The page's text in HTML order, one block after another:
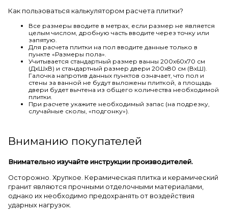
Как пользоваться калькулятором расчета плитки?
Все размеры вводите в метрах, если размер не является
целым числом, дробную часть вводите через точку или
запятую.
Для расчета плитки на пол вводите данные только в
пункте «Размеры пола».
Учитывается стандартный размер ванны 200х60х70 см
(ДхШхВ) и стандартный размер двери 200х80 см (ВхШ).
Галочка напротив данных пунктов означает, что пол и
стены за ванной не будут выложены плиткой, а площадь
двери будет вычтена из общего количества необходимой
плитки.
При расчете укажите необходимый запас (на подрезку,
случайные сколы, «подгонку»).
Вниманию покупателей
Внимательно изучайте инструкции производителей.
Осторожно. Хрупкое. Керамическая плитка и керамический
гранит являются прочными отделочными материалами,
однако их необходимо предохранять от воздействия
ударных нагрузок.